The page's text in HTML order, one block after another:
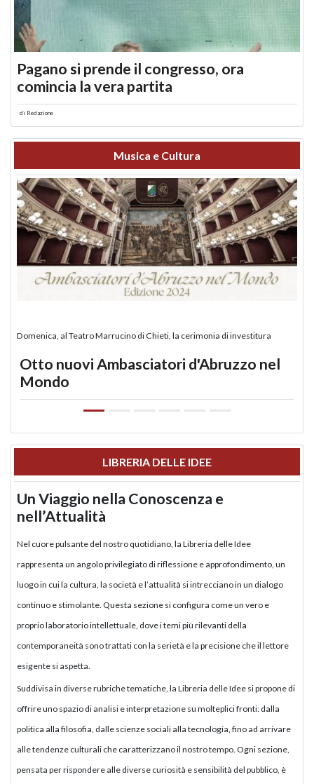
Pagano si prende il congresso, ora
comincia la vera partita
di Redazione
Musica e Cultura
Domenica, al Teatro Marrucino di Chieti, la cerimonia di investitura
Otto nuovi Ambasciatori d'Abruzzo nel
Mondo
LIBRERIA DELLE IDEE
Un Viaggio nella Conoscenza e
nell’Attualità
Nel cuore pulsante del nostro quotidiano, la Libreria delle Idee
rappresenta un angolo privilegiato di riflessione e approfondimento, un
luogo in cui la cultura, la società e l’attualità si intrecciano in un dialogo
continuo e stimolante. Questa sezione si configura come un vero e
proprio laboratorio intellettuale, dove i temi più rilevanti della
contemporaneità sono trattati con la serietà e la precisione che il lettore
esigente si aspetta.
Suddivisa in diverse rubriche tematiche, la Libreria delle Idee si propone di
offrire uno spazio di analisi e interpretazione su molteplici fronti: dalla
politica alla filosofia, dalle scienze sociali alla tecnologia, fino ad arrivare
alle tendenze culturali che caratterizzano il nostro tempo. Ogni sezione,
pensata per rispondere alle diverse curiosità e sensibilità del pubblico, è